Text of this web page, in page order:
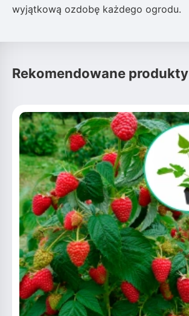
wyjątkową ozdobę każdego ogrodu.
Rekomendowane produkty